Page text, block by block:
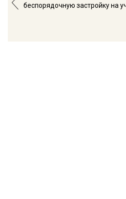
беспорядочную застройку на